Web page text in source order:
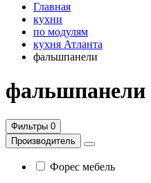
Главная
кухни
по модулям
кухня Атланта
фальшпанели
фальшпанели
Фильтры 0
Производитель
Форес мебель